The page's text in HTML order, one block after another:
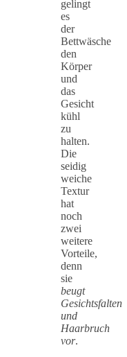
gelingt
es
der
Bettwäsche
den
Körper
und
das
Gesicht
kühl
zu
halten.
Die
seidig
weiche
Textur
hat
noch
zwei
weitere
Vorteile,
denn
sie
beugt
Gesichtsfalten
und
Haarbruch
vor.